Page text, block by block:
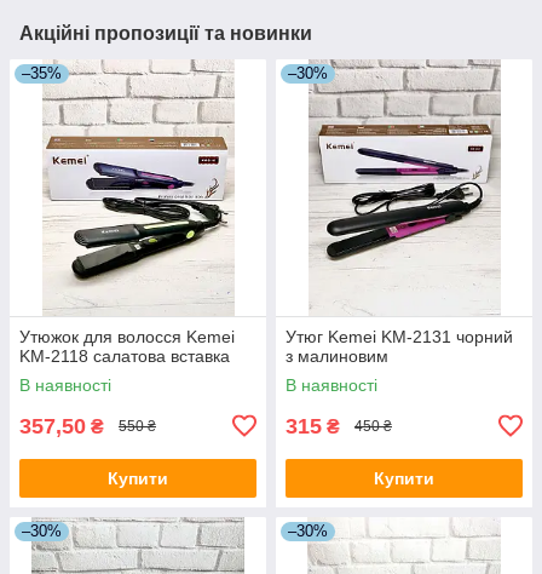
Акційні пропозиції та новинки
–35%
Утюжок для волосся Kemei
KM-2118 салатова вставка
В наявності
357,50 ₴ 550 ₴
Купити
–30%
Утюг Kemei KM-2131 чорний
з малиновим
В наявності
315 ₴ 450 ₴
Купити
–30% –30%